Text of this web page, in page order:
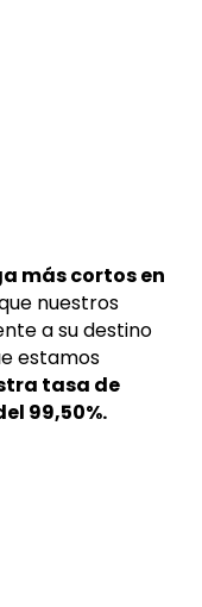
más cortos en
nuestros
a su destino
estamos
tasa de
99,50%.